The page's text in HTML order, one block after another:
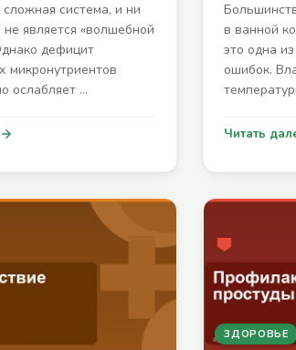
система, и ни
является «волшебной
дефицит
микронутриентов
ослабляет …
в ванной
это одна
ошибок.
Читать
ЗДОРОВЬЕ